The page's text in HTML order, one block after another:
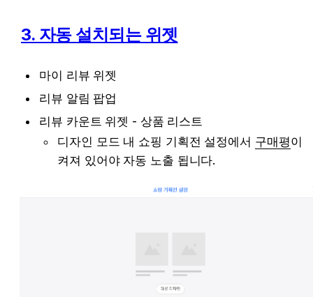
3. 자동 설치되는 위젯
마이 리뷰 위젯
리뷰 알림 팝업
리뷰 카운트 위젯 - 상품 리스트
디자인 모드 내 쇼핑 기획전 설정에서 구매평이
켜져 있어야 자동 노출 됩니다.